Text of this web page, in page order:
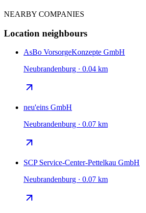
NEARBY COMPANIES
Location neighbours
AsBo VorsorgeKonzepte GmbH
Neubrandenburg · 0.04 km
neu'eins GmbH
Neubrandenburg · 0.07 km
SCP Service-Center-Pettelkau GmbH
Neubrandenburg · 0.07 km